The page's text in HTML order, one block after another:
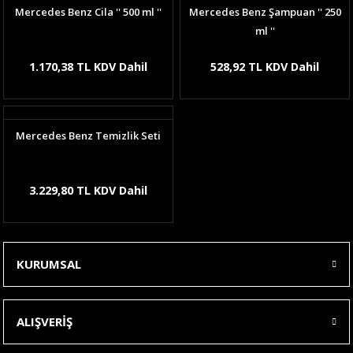
Mercedes Benz Cila '' 500 ml ''
1.170,38 TL KDV Dahil
Mercedes Benz Şampuan '' 250
ml ''
528,92 TL KDV Dahil
Mercedes Benz Temizlik Seti
3.229,80 TL KDV Dahil
KURUMSAL
ALIŞVERİŞ